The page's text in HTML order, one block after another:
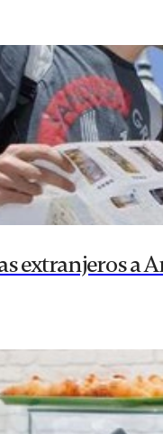
extranjeros a